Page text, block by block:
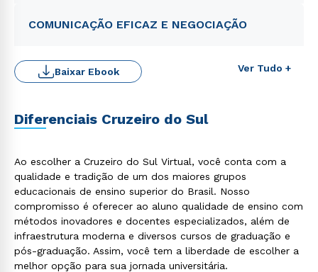
COMUNICAÇÃO EFICAZ E NEGOCIAÇÃO
Ver Tudo +
Baixar Ebook
Diferenciais Cruzeiro do Sul
Ao escolher a Cruzeiro do Sul Virtual, você conta com a
qualidade e tradição de um dos maiores grupos
educacionais de ensino superior do Brasil. Nosso
compromisso é oferecer ao aluno qualidade de ensino com
métodos inovadores e docentes especializados, além de
infraestrutura moderna e diversos cursos de graduação e
pós-graduação. Assim, você tem a liberdade de escolher a
melhor opção para sua jornada universitária.
ou